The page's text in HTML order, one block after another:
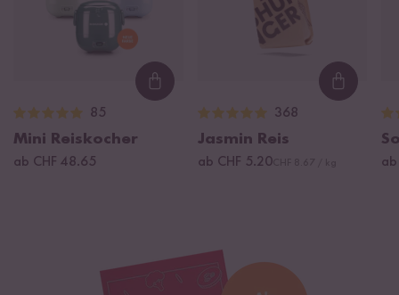
Loading...
85
Mini Reiskocher
ab CHF 48.65
368
Jasmin Reis
ab CHF 5.20CHF 8.67 / kg ab